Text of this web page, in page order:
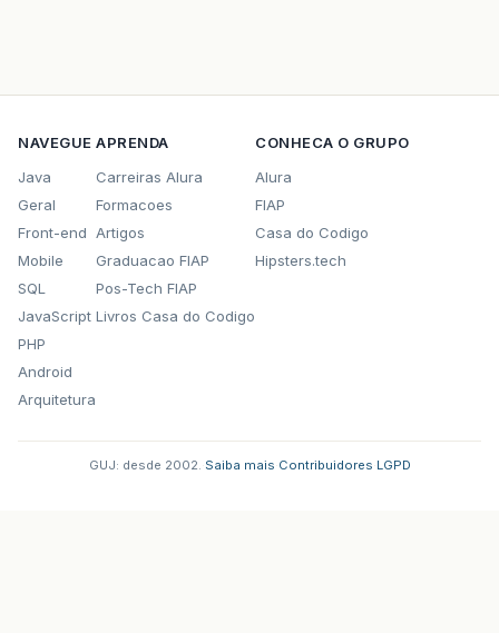
NAVEGUE
Java
Geral
Front-end
Mobile
SQL
JavaScript
PHP
Android
Arquitetura
APRENDA
Carreiras Alura
Formacoes
Artigos
Graduacao FIAP
Pos-Tech FIAP
Livros Casa do Codigo
CONHECA O GRUPO
Alura
FIAP
Casa do Codigo
Hipsters.tech
GUJ: desde 2002. Saiba mais Contribuidores LGPD